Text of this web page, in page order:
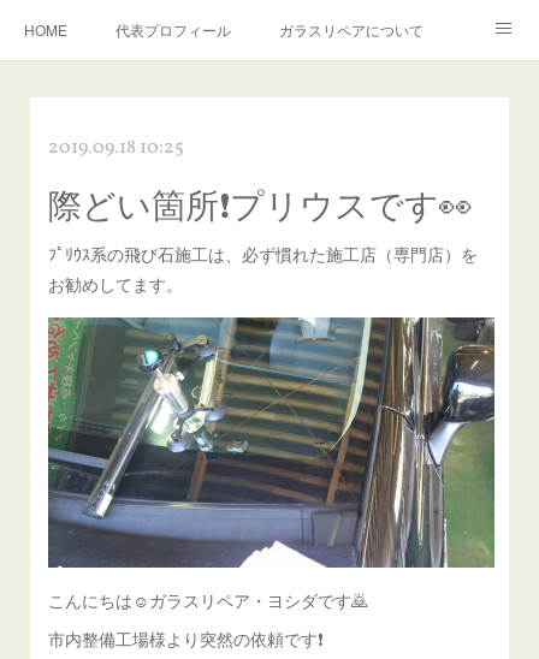
HOME 代表プロフィール ガラスリペアについて
飛び石施工料金について
当店へのアクセス 建築ガラスキズ取り・研磨・磨き
【プロ使用】フッ素系ガラストリートメント『アクアペル』
当店の良心的価格の理由について
欧州車モールの白サビやシミを落とす！
instagram記事 ガラスリペア施工価格
飛び石ひび割れでヒビ先が伸びた場合は？
2019.09.18 10:25
際どい箇所❗プリウスです👀
ﾌﾟﾘｳｽ系の飛び石施工は、必ず慣れた施工店（専門店）を
お勧めしてます。
こんにちは☺ガラスリペア・ヨシダです🙇
市内整備工場様より突然の依頼です❗